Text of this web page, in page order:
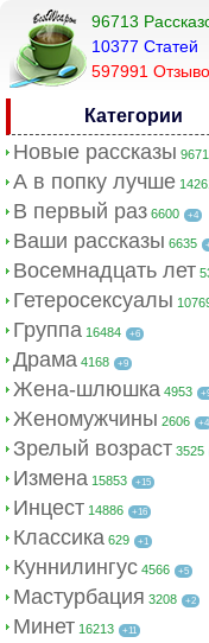
96713
10377 Cтатей
597991
Категории
Новые рассказы
А в попку лучше
В первый раз 6600 +4
Ваши рассказы 6635
Восемнадцать лет
Гетеросексуалы
Группа 16484 +6
Драма 4168 +9
Жена-шлюшка 4953
Женомужчины 2606 +4
Зрелый возраст 3525
Измена 15853 +15
Инцест 14886 +16
Классика 629 +1
Куннилингус 4566 +5
Мастурбация 3208 +2
Минет 16213 +11